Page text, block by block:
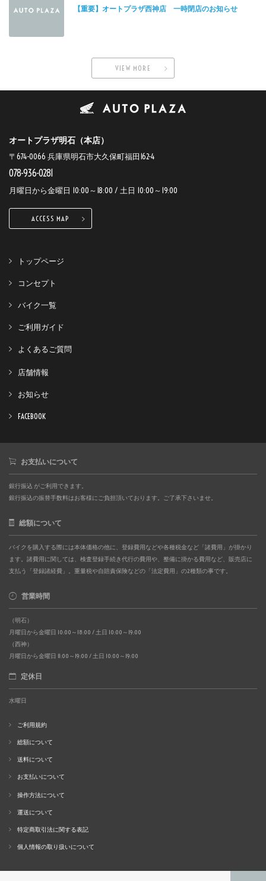
【重要】オートプラザ西神店 一時閉店のお知らせ
VIEW MORE
オートプラザ明石（本店）
〒674-0066 兵庫県明石市大久保町福田162-4
078-936-0281
月曜日から金曜日 10:00～18:00 / 土日 10:00～19:00
ACCESS MAP
トップページ
コンセプト
バイク一覧
ご利用ガイド
よくあるご質問
店舗情報
お知らせ
FACEBOOK
お支払いについて
銀行振込 がご利用できます。
銀行振込の振替手数料はお客様にご負担頂いております。ご了承下さいませ。
総額について
バイクを購入する際には本体価格の他に、登録費用などや各種税金など「諸費用」が掛かり
ます。諸費用に関しては、検査登録手続き代行の費用や、整備に掛かる費用など、販売店に
支払う「登録諸経費」。重量税や自賠責保険などの「法定費用」の2種類の事です。
営業時間
（明石）
月曜日から金曜日 10:00～18:00 / 土日 10:00～19:00
（西神）
月曜日から金曜日 11:00～19:00 / 土日 10:00～19:00
定休日
水曜日
ご利用規約
総額について
送料について
お支払いについて
操作方法について
運送について
特定商取引法に関する表記
個人情報の取り扱いについて